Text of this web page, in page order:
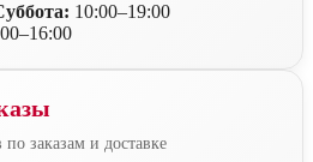
10:00–19:00
заказам и доставке